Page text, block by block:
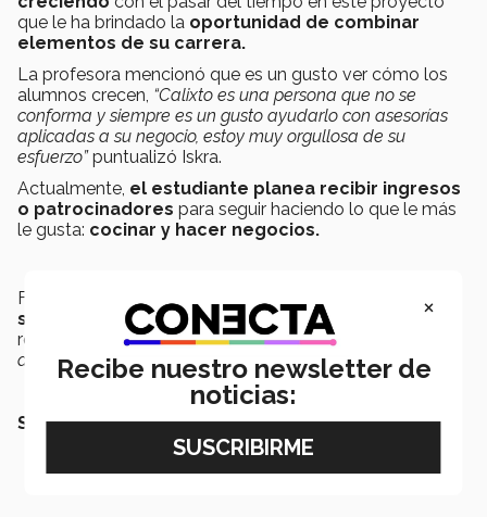
que le ha brindado la oportunidad de combinar
elementos de su carrera.
La profesora mencionó que es un gusto ver cómo los
alumnos crecen, “Calixto es una persona que no se
conforma y siempre es un gusto ayudarlo con asesorías
aplicadas a su negocio, estoy muy orgullosa de su
esfuerzo”puntualizó Iskra.
Actualmente, el estudiante planea recibir ingresos
o patrocinadores para seguir haciendo lo que le más
le gusta: cocinar y hacer negocios.
Finalmente, los
sus pasiones un pasatiempo, exploten y disfruten
realizarlas
“nunca sabrás cuando una de ellas te
ayudarán a emprender tu propio negocio”.
SEGURO TAMBIÉN QUERRÁS LEER:
×
Recibe nuestro newsletter de
noticias: